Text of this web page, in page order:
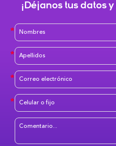
¡Déjanos tus datos